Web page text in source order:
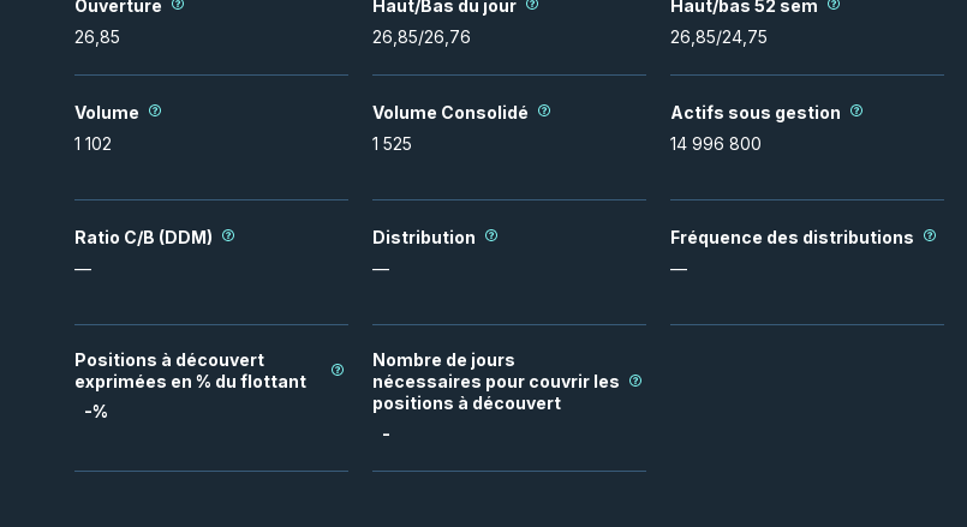
Ouverture
26,85
Haut/Bas du jour
26,85/26,76
Haut/bas 52 sem
26,85/24,75
Volume
1 102
Volume Consolidé
1 525
Actifs sous gestion
14 996 800
Ratio C/B (DDM)
—
Distribution
—
Fréquence des distributions
—
Positions à découvert
exprimées en % du flottant
-%
Nombre de jours
nécessaires pour couvrir les
positions à découvert
-